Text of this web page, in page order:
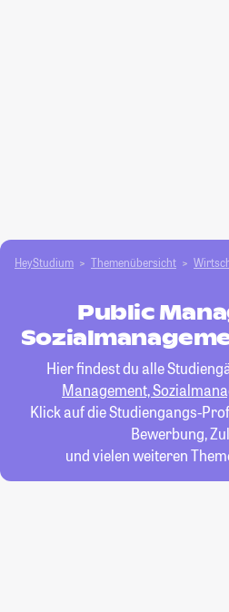
HeyStudium Themenübersicht
Public
Hier findest du alle
Management,
Klick auf die Studiengangs-
Bewerbung,
und vielen weiteren